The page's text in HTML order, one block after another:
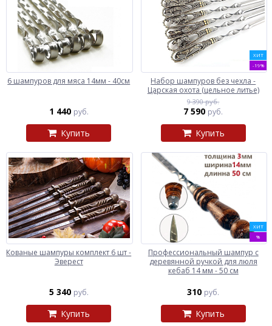
6 шампуров для мяса 14мм - 40см
1 440 руб.
Купить
ХИТ
-19%
Набор шампуров без чехла -
Царская охота (цельное литье)
9 390 руб.
7 590 руб.
Купить
Кованые шампуры комплект 6 шт -
Эверест
5 340 руб.
Купить
ХИТ
%
Профессиональный шампур с
деревянной ручкой для люля
кебаб 14 мм - 50 см
310 руб.
Купить